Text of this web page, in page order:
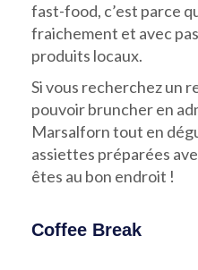
fast-food, c’est parce
fraichement et avec
produits locaux.
Si vous recherchez un
pouvoir bruncher en
Marsalforn tout en
assiettes préparées
êtes au bon endroit !
Coffee Break